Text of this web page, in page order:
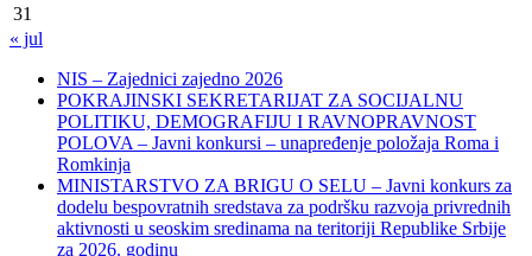
31
« jul
NIS – Zajednici zajedno 2026
POKRAJINSKI SEKRETARIJAT ZA SOCIJALNU
POLITIKU, DEMOGRAFIJU I RAVNOPRAVNOST
POLOVA – Javni konkursi – unapređenje položaja Roma i
Romkinja
MINISTARSTVO ZA BRIGU O SELU – Javni konkurs za
dodelu bespovratnih sredstava za podršku razvoja privrednih
aktivnosti u seoskim sredinama na teritoriji Republike Srbije
za 2026. godinu